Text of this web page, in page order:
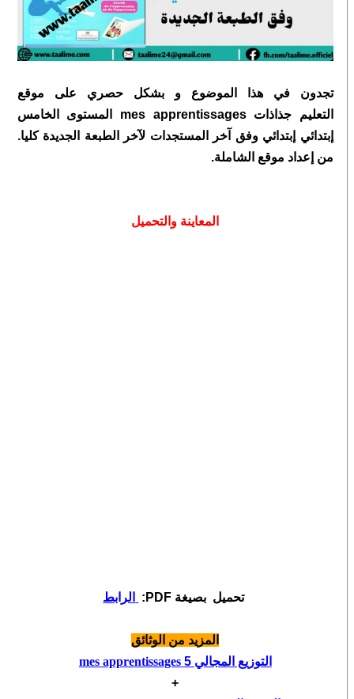
تجدون في هذا الموضوع و بشكل حصري على موقع
التعليم
جذاذات mes apprentissages المستوى الخامس
إبتدائي إبتدائي وفق آخر المستجدات لآخر الطبعة الجديدة كليا.
من إعداد موقع الشاملة.
المعاينة والتحميل
تحميل بصيغة PDF: الرابط
المزيد من الوثائق
التوزيع المجالي
mes apprentissages 5
+